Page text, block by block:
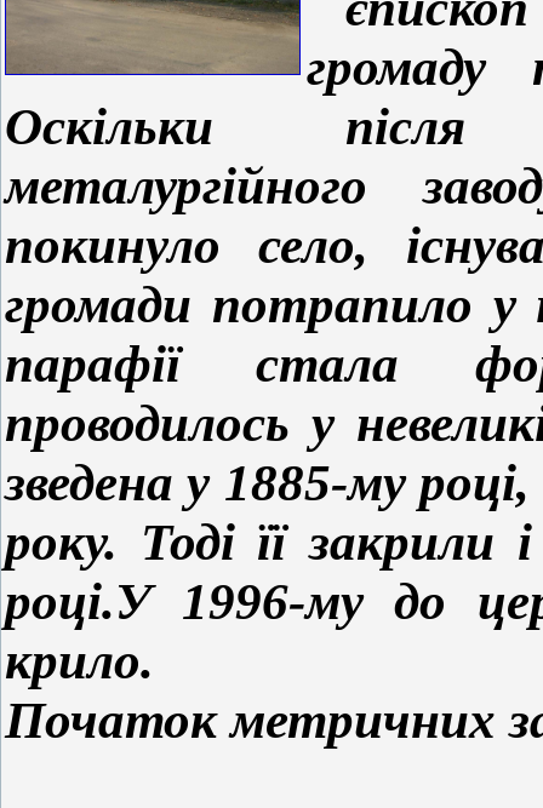
громаду
Оскільки
металургійного
покинуло село,
громади потрапило у
парафії стала
проводилось у
зведена у 1885-му
року. Тоді її
році.У 1996-му до
крило.
Початок метричних